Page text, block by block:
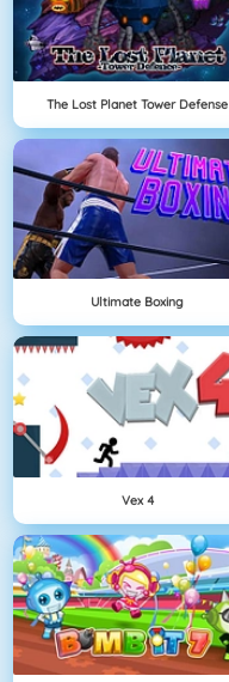
The Lost Planet Tower Defense
Ultimate Boxing
Vex 4